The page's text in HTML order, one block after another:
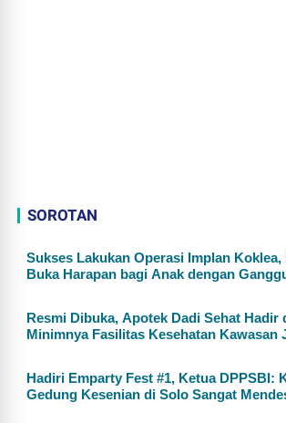
SOROTAN
Sukses Lakukan Operasi Implan Koklea,
Buka Harapan bagi Anak dengan
Resmi Dibuka, Apotek Dadi Sehat Hadir
Minimnya Fasilitas Kesehatan Kawasan
Hadiri Emparty Fest #1, Ketua DPPSBI:
Gedung Kesenian di Solo Sangat